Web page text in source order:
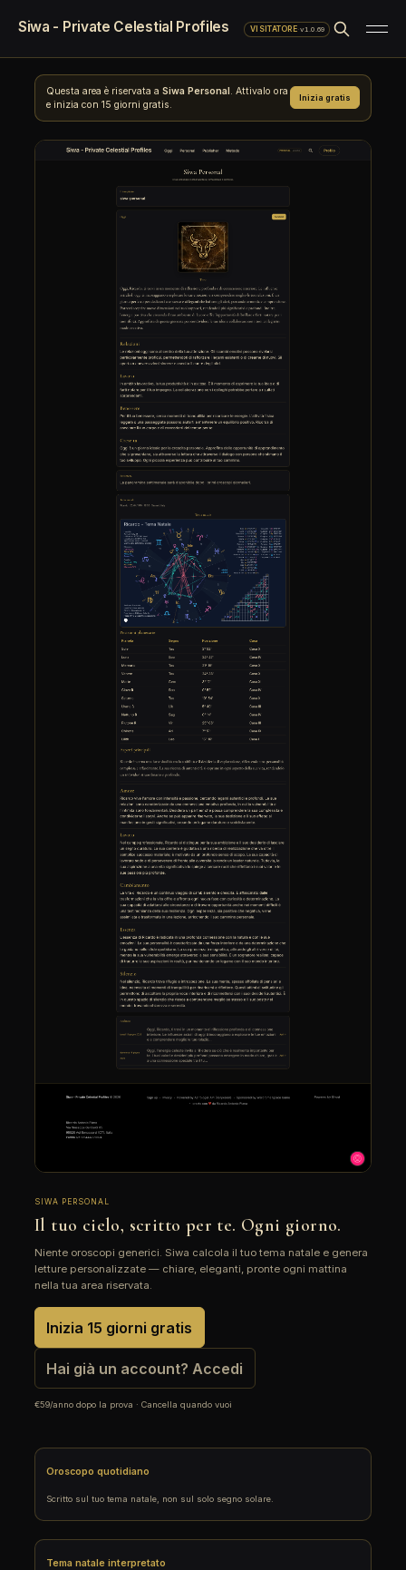
Siwa - Private Celestial Profiles VISITATORE·v1.0.69
Questa area è riservata aSiwa Personal. Attivalo ora
e inizia con 15 giorni gratis.
Inizia gratis
SIWA PERSONAL
Il tuo cielo, scritto per te. Ogni giorno.
Niente oroscopi generici. Siwa calcola il tuo tema natale e genera
letture personalizzate — chiare, eleganti, pronte ogni mattina
nella tua area riservata.
Inizia 15 giorni gratis
Hai già un account? Accedi
€59/anno dopo la prova · Cancella quando vuoi
Oroscopo quotidiano
Scritto sul tuo tema natale, non sul solo segno solare.
Tema natale interpretato